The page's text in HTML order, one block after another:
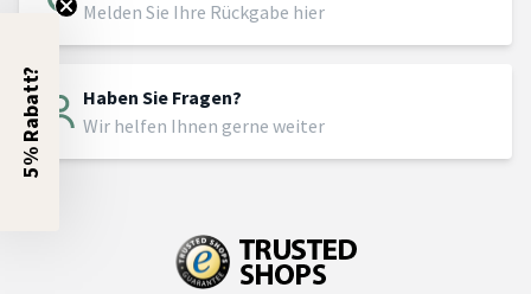
Melden Sie Ihre Rückgabe hier
Haben Sie Fragen?
Wir helfen Ihnen gerne weiter
5% Rabatt?